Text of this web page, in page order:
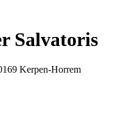
Salvatoris
Kerpen-Horrem